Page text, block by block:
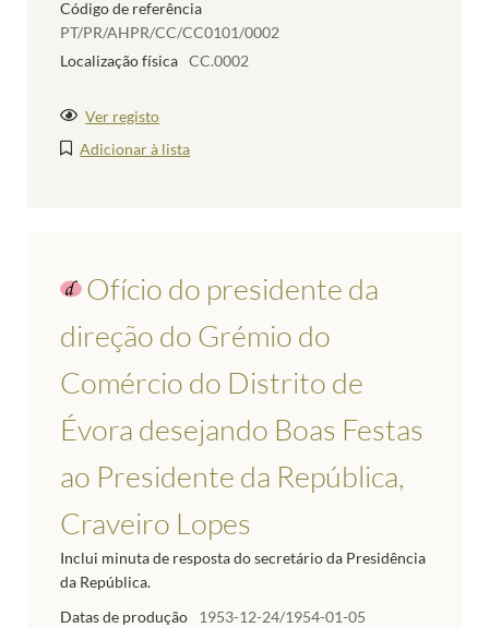
Código de referência
PT/PR/AHPR/CC/CC0101/0002
Localização física CC.0002
Ver registo
Adicionar à lista
Ofício do presidente da
direção do Grémio do
Comércio do Distrito de
Évora desejando Boas Festas
ao Presidente da República,
Craveiro Lopes
Inclui minuta de resposta do secretário da Presidência
da República.
Datas de produção
1953-12-24/1954-01-05